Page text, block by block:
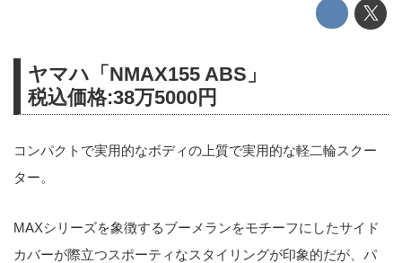
ヤマハ「NMAX155 ABS」
税込価格:38万5000円
コンパクトで実用的なボディの上質で実用的な軽二輪スクー
ター。
MAXシリーズを象徴するブーメランをモチーフにしたサイド
カバーが際立つスポーティなスタイリングが印象的だが、パ